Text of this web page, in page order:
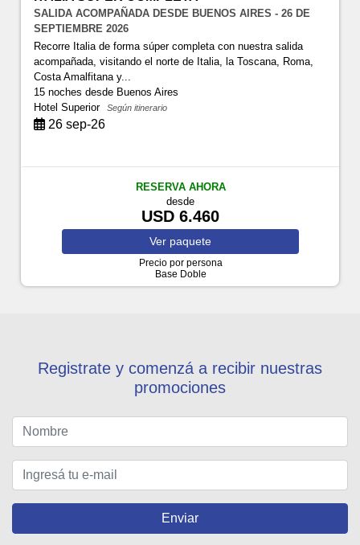
SALIDA ACOMPAÑADA DESDE BUENOS AIRES - 26 DE
SEPTIEMBRE 2026
Recorre Italia de forma súper completa con nuestra salida
acompañada, visitando el norte de Italia, la Toscana, Roma,
Costa Amalfitana y...
15 nochesdesde Buenos Aires
Hotel Superior
Según itinerario
26 sep-26
RESERVA AHORA
desde
USD 6.460
Ver paquete
Precio por persona
Base Doble
Registrate y comenzá a recibir nuestras
promociones
Enviar